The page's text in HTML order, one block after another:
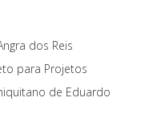
dos Reis
para Projetos
de Eduardo